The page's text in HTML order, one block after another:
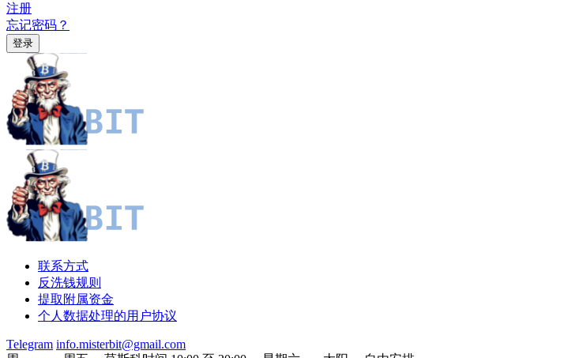
注册
忘记密码？
联系方式
反洗钱规则
提取附属资金
个人数据处理的用户协议
Telegram info.misterbit@gmail.com